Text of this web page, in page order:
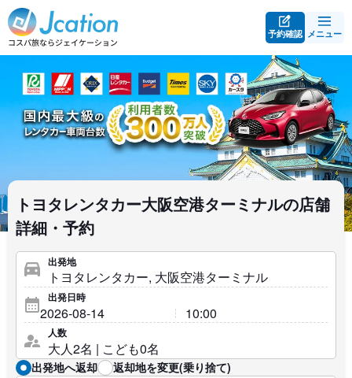
予約確認 メニュー
トヨタレンタカー大阪空港ターミナルの店舗
詳細・予約
出発地
出発日時
人数
出発地へ返却 返却地を変更(乗り捨て)